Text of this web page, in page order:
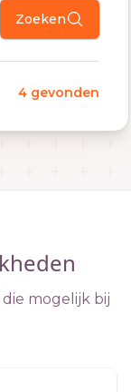
Zoeken
4 gevonden
mogelijk bij